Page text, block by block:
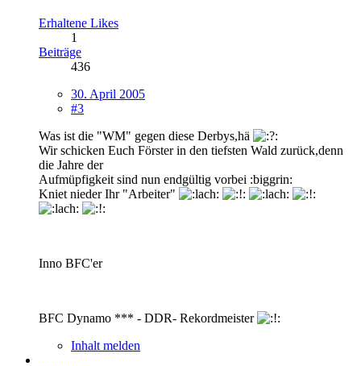
Erhaltene Likes
1
Beiträge
436
30. April 2005
#3
Was ist die "WM" gegen diese Derbys,hä
Wir schicken Euch Förster in den tiefsten Wald zurück,denn
die Jahre der
Aufmüpfigkeit sind nun endgültig vorbei :biggrin:
Kniet nieder Ihr "Arbeiter"
Inno BFC'er
BFC Dynamo *** - DDR- Rekordmeister
Inhalt melden